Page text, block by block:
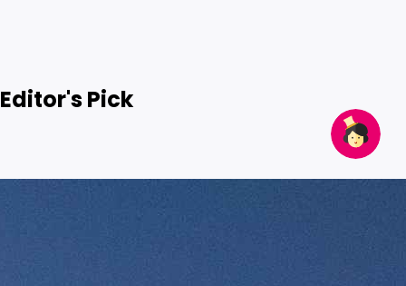
Editor's Pick